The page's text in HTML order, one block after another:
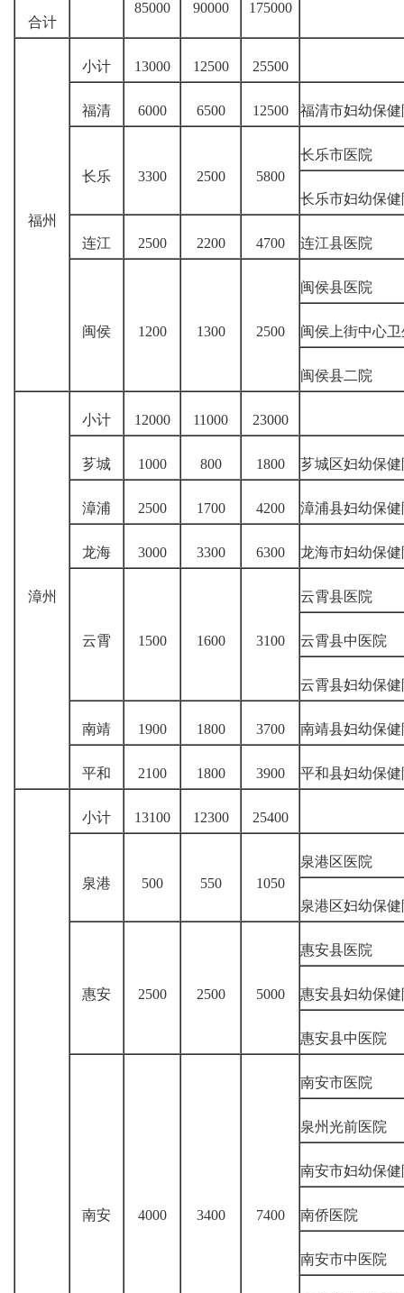
合计
85000 90000 175000
福州
小计 13000 12500 25500
福清 6000 6500 12500 福清市妇幼保健
长乐 3300 2500 5800
长乐市医院
长乐市妇幼保健
连江 2500 2200 4700 连江县医院
闽侯 1200 1300 2500
闽侯县医院
闽侯上街中心
闽侯县二院
漳州
小计 12000 11000 23000
芗城 1000 800 1800 芗城区妇幼保健
漳浦 2500 1700 4200 漳浦县妇幼保健
龙海 3000 3300 6300 龙海市妇幼保健
云霄 1500 1600 3100
云霄县医院
云霄县中医院
云霄县妇幼保健
南靖 1900 1800 3700 南靖县妇幼保健
平和 2100 1800 3900 平和县妇幼保健
小计 13100 12300 25400
泉港 500 550 1050
泉港区医院
泉港区妇幼保健
惠安 2500 2500 5000
惠安县医院
惠安县妇幼保健
惠安县中医院
南安 4000 3400 7400
南安市医院
泉州光前医院
南安市妇幼保健
南侨医院
南安市中医院